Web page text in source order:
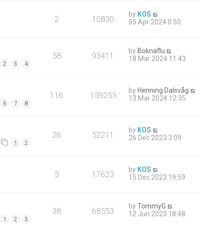
2 10830 by KOS
05 Apr 2024 0:50
2 3 4
58 93411 byBoknaflu
18 Mar 2024 11:43
6 7 8
116 159255 by Henning Dalsvåg
13 Mar 2024 12:35
1 2
26 52211 by KOS
26 Dec 2023 3:09
5 17623 by KOS
15 Dec 2023 19:59
1 2 3
38 68553 byTommyG
12 Jun 2023 18:48